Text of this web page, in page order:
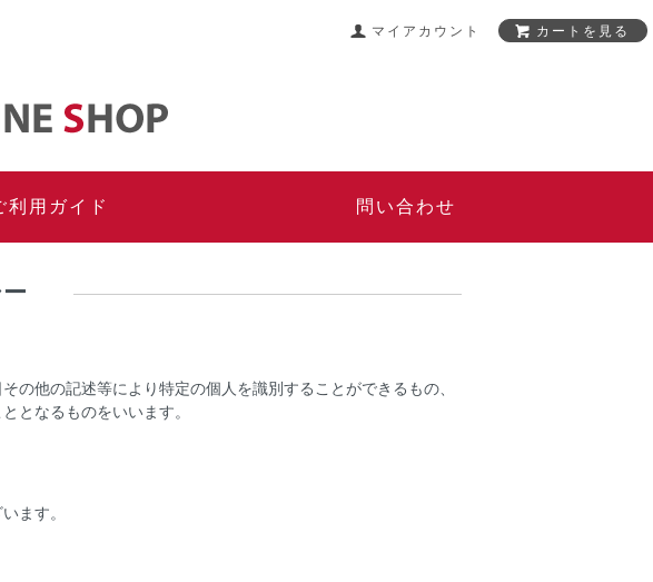
マイアカウント カートを見る
利用ガイド 問い合わせ
の他の記述等により特定の個人を識別することができるもの、
となるものをいいます。
ます。